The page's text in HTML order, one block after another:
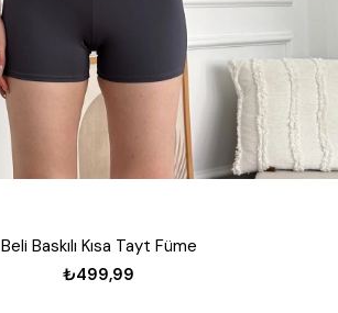
Beli Baskılı Kısa Tayt Füme
₺499,99